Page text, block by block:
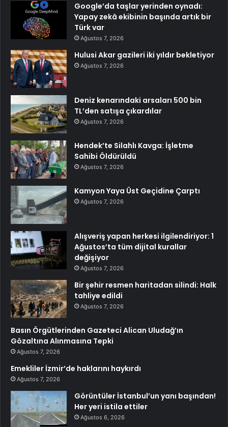
Google’da taşlar yerinden oynadı:
Yapay zekâ ekibinin başında artık bir
Türk var
Ağustos 7, 2026
Hulusi Akar gazileri iki yıldır bekletiyor
Ağustos 7, 2026
Deniz kenarındaki arsaları 500 bin
TL’den satışa çıkardılar
Ağustos 7, 2026
Hendek’te Silahlı Kavga: İşletme
Sahibi Öldürüldü
Ağustos 7, 2026
Kamyon Yaya Üst Geçidine Çarptı
Ağustos 7, 2026
Alışveriş yapan herkesi ilgilendiriyor: 1
Ağustos’ta tüm dijital kurallar
değişiyor
Ağustos 7, 2026
Bir şehir resmen haritadan silindi: Halk
tahliye edildi
Ağustos 7, 2026
Basın Örgütlerinden Gazeteci Alican Uludağ’ın
Gözaltına Alınmasına Tepki
Ağustos 7, 2026
Emekliler İzmir’de haklarını haykırdı
Ağustos 7, 2026
Görüntüler İstanbul’un yanı başından!
Her yeri istila ettiler
Ağustos 6, 2026